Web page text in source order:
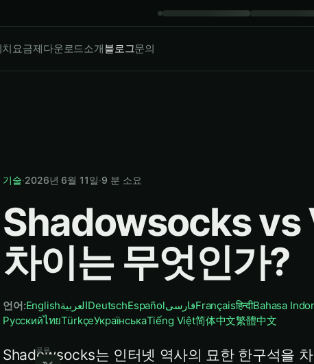
요금제다운로드소개블로그문의
기술·2026년 6월 11일·9 분 소요
Shadowsocks vs
차이는 무엇인가?
언어:EnglishالعربيةDeutschEspañolفارسیFrançaisहिन्दीBahasa
РусскийไทยTürkçeУкраїнськаTiếng Việt简体中文繁體中文
Shadowsocks는 인터넷 역사의 묘한 한구석을
공유